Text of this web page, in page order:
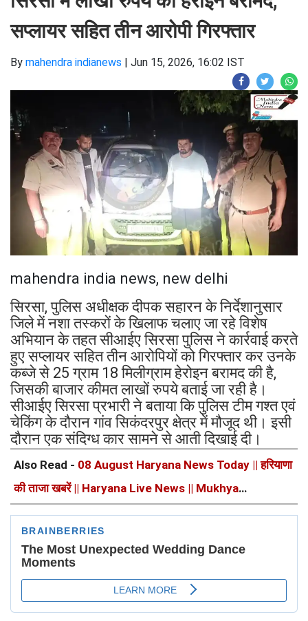
सप्लायर सहित तीन आरोपी गिरफ्तार
By mahendra indianews | Jun 15, 2026, 16:02 IST
mahendra india news, new delhi
सिरसा, पुलिस अधीक्षक दीपक सहारन के निर्देशानुसार
जिले में नशा तस्करों के खिलाफ चलाए जा रहे विशेष
अभियान के तहत सीआईए सिरसा पुलिस ने कार्रवाई करते
हुए सप्लायर सहित तीन आरोपियों को गिरफ्तार कर उनके
कब्जे से 25 ग्राम 18 मिलीग्राम हेरोइन बरामद की है,
जिसकी बाजार कीमत लाखों रुपये बताई जा रही है।
सीआईए सिरसा प्रभारी ने बताया कि पुलिस टीम गश्त एवं
चेकिंग के दौरान गांव सिकंदरपुर क्षेत्र में मौजूद थी। इसी
दौरान एक संदिग्ध कार सामने से आती दिखाई दी।
Also Read - 08 August Haryana News Today || हरियाणा
की ताजा खबरें || Haryana Live News || Mukhya
Samachar